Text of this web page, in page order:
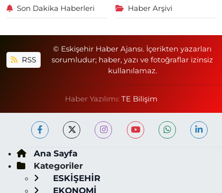
Son Dakika Haberleri Haber Arşivi
RSS
© Eskişehir Haber Ajansı. İçerikten yazarları
sorumludur; haber, yazı ve fotoğraflar izinsiz
kullanılamaz.
Haber Yazılımı: TE Bilişim
Ana Sayfa
Kategoriler
ESKİŞEHİR
EKONOMİ